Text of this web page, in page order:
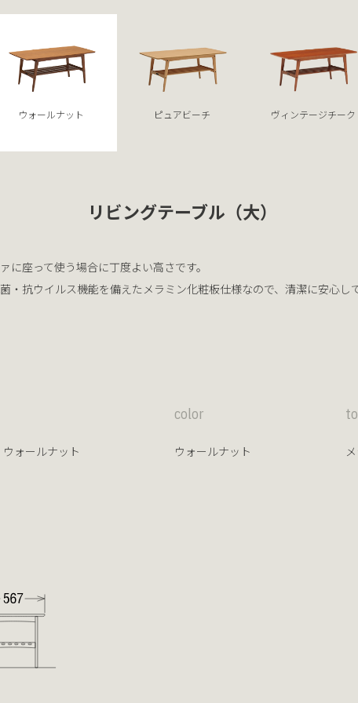
ウォールナット ピュアビーチ ヴィンテージチーク
リビングテーブル（大）
に座って使う場合に丁度よい高さです。
・抗ウイルス機能を備えたメラミン化粧板仕様なので、清潔に安心し
ウォールナット
color
ウォールナット